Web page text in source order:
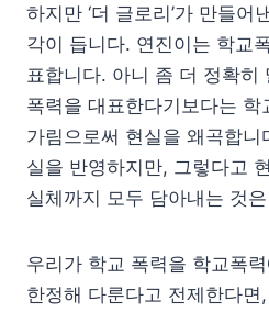
하지만 ‘더 글로리’가 만들어
각이 듭니다. 연진이는 학교
표합니다. 아니 좀 더 정확히
폭력을 대표한다기보다는 학
가림으로써 현실을 왜곡합
실을 반영하지만, 그렇다고
실체까지 모두 담아내는 것
우리가 학교 폭력을 학교폭
한정해 다룬다고 전제한다면